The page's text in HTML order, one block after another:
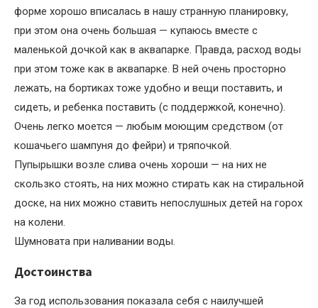
форме хорошо вписалась в нашу странную планировку,
при этом она очень большая — купаюсь вместе с
маленькой дочкой как в аквапарке. Правда, расход воды
при этом тоже как в аквапарке. В ней очень просторно
лежать, на бортиках тоже удобно и вещи поставить, и
сидеть, и ребенка поставить (с поддержкой, конечно).
Очень легко моется — любым моющим средством (от
кошачьего шампуня до фейри) и тряпочкой.
Пупырышки возле слива очень хороши — на них не
скользко стоять, на них можно стирать как на стиральной
доске, на них можно ставить непослушных детей на горох
на колени.
Шумновата при наливании воды.
Достоинства
За год использования показала себя с наилучшей